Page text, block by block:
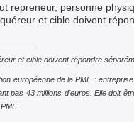
repreneur, personne
et cible doivent
et cible doivent répondre
européenne de la PME :
pas 43 millions d'euros. Elle doit